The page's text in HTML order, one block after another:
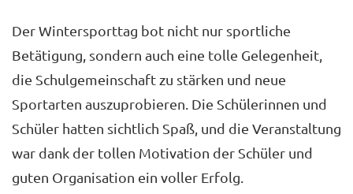
Der Wintersporttag bot nicht nur sportliche
Betätigung, sondern auch eine tolle Gelegenheit,
die Schulgemeinschaft zu stärken und neue
Sportarten auszuprobieren. Die Schülerinnen und
Schüler hatten sichtlich Spaß, und die Veranstaltung
war dank der tollen Motivation der Schüler und
guten Organisation ein voller Erfolg.